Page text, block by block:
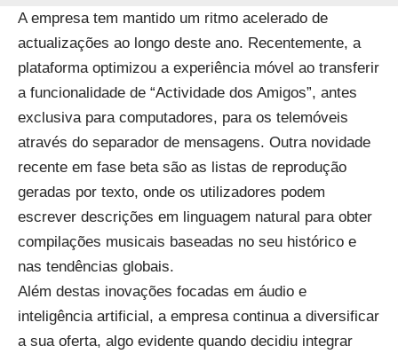
A empresa tem mantido um ritmo acelerado de
actualizações ao longo deste ano. Recentemente, a
plataforma optimizou a experiência móvel ao transferir
a funcionalidade de “Actividade dos Amigos”, antes
exclusiva para computadores, para os telemóveis
através do separador de mensagens. Outra novidade
recente em fase beta são as listas de reprodução
geradas por texto, onde os utilizadores podem
escrever descrições em linguagem natural para obter
compilações musicais baseadas no seu histórico e
nas tendências globais.
Além destas inovações focadas em áudio e
inteligência artificial, a empresa continua a diversificar
a sua oferta, algo evidente quando decidiu integrar